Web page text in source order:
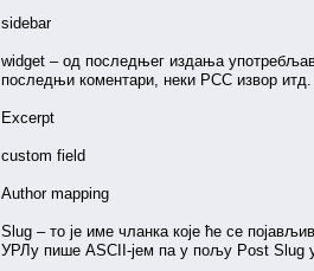
sidebar
widget – од последњег издања
последњи коментари, неки РСС извор итд.
Excerpt
custom field
Author mapping
Slug – то је име чланка које ће се
УРЛу пише ASCII-јем па у пољу Post Slug